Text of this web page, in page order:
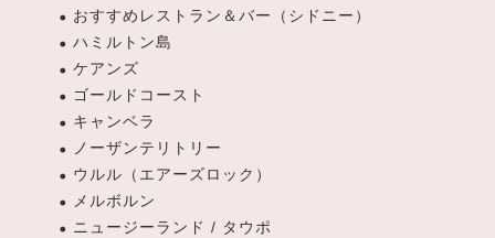
おすすめレストラン＆バー（シドニー）
ハミルトン島
ケアンズ
ゴールドコースト
キャンベラ
ノーザンテリトリー
ウルル（エアーズロック）
メルボルン
ニュージーランド / タウポ